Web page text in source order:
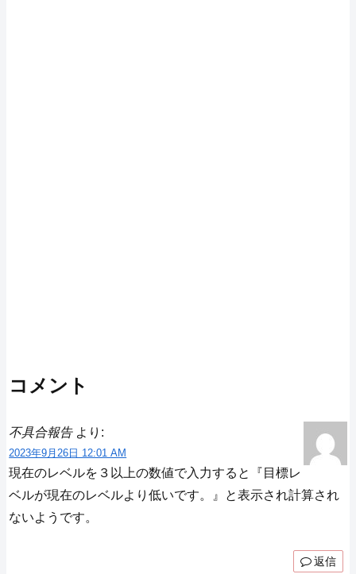
コメント
不具合報告 より:
2023年9月26日 12:01 AM
現在のレベルを３以上の数値で入力すると『目標レ
ベルが現在のレベルより低いです。』と表示され計算され
ないようです。
返信